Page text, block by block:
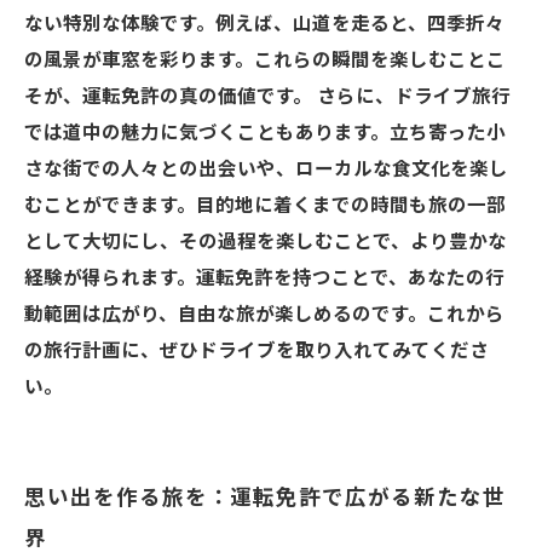
ない特別な体験です。例えば、山道を走ると、四季折々
の風景が車窓を彩ります。これらの瞬間を楽しむことこ
そが、運転免許の真の価値です。 さらに、ドライブ旅行
では道中の魅力に気づくこともあります。立ち寄った小
さな街での人々との出会いや、ローカルな食文化を楽し
むことができます。目的地に着くまでの時間も旅の一部
として大切にし、その過程を楽しむことで、より豊かな
経験が得られます。運転免許を持つことで、あなたの行
動範囲は広がり、自由な旅が楽しめるのです。これから
の旅行計画に、ぜひドライブを取り入れてみてくださ
い。
思い出を作る旅を：運転免許で広がる新たな世
界